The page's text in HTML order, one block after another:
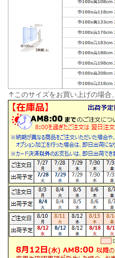
↑このサイズをお買い上げの場合、